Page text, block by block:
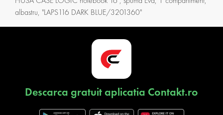
albastru, "LAPS116 DARK BLUE/3201360"
Descarca gratuit aplicatia Contakt.ro